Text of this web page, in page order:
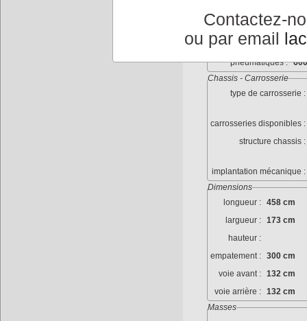
dimenssions roues :
jantes :
pneumatiques :
Chassis - Carrosserie
type de carrosserie :
carrosseries disponibles :
structure chassis :
implantation mécanique :
Dimensions
longueur : 458 cm
largueur : 173 cm
hauteur :
empatement : 300 cm
voie avant : 132 cm
voie arrière : 132 cm
Masses
Contactez-
ou par email